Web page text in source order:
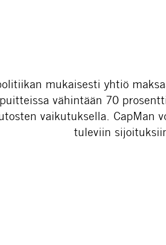
mukaisesti yhtiö
vähintään 70
vaikutuksella.
tuleviin